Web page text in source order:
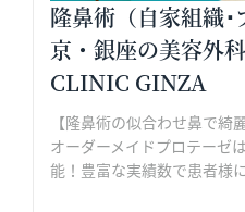
隆鼻術（自家組織
京・銀座の美容外
CLINIC GINZA
【隆鼻術の似合わせ鼻で綺
オーダーメイドプロテーゼ
能！豊富な実績数で患者様